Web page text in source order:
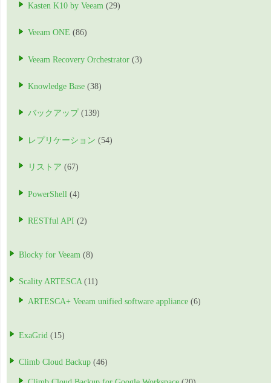
Kasten K10 by Veeam (29)
Veeam ONE (86)
Veeam Recovery Orchestrator (3)
Knowledge Base (38)
バックアップ (139)
レプリケーション (54)
リストア (67)
PowerShell (4)
RESTful API (2)
Blocky for Veeam (8)
Scality ARTESCA (11)
ARTESCA+ Veeam unified software appliance (6)
ExaGrid (15)
Climb Cloud Backup (46)